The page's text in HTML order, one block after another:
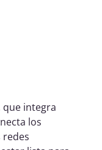
que integra
los
redes